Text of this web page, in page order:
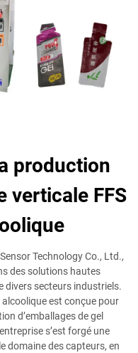
production
verticale FFS
Technology Co., Ltd.,
des solutions hautes
divers secteurs industriels.
est conçue pour
d’emballages de gel
s’est forgé une
domaine des capteurs, en